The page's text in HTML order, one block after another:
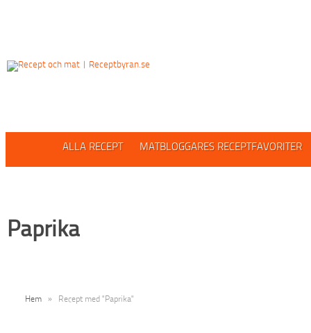
ALLA RECEPT MATBLOGGARES RECEPTFAVORITER
Paprika
Hem » Recept med "Paprika"